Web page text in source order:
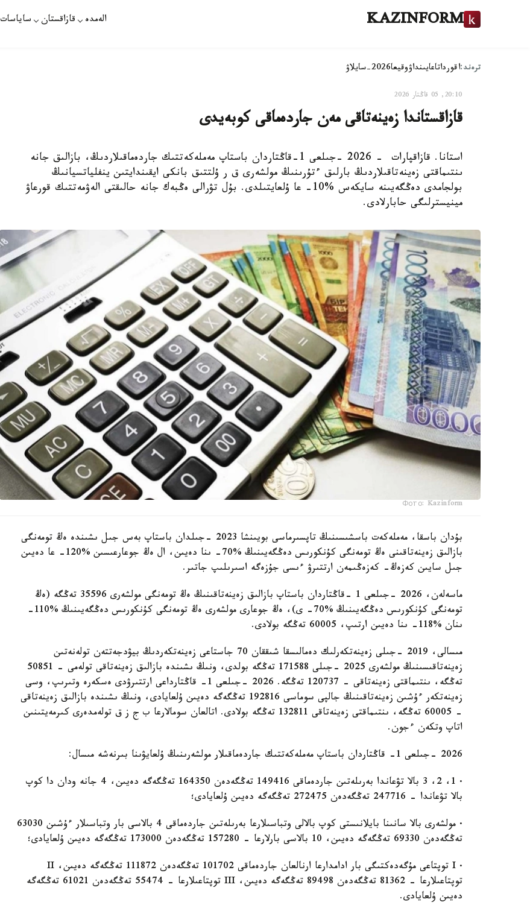
KAZINFORM الەمدە قازاقستان ساياسات
ترەند:اقورداتاعايىنداۋوقيعا2026-سايلاۋ
20:10, 05 قاڭتار 2026
قازاقستاندا زەينەتاقى مەن جاردەماقى كوبەيدى
استانا. قازاقپارات - 2026 -جىلعى 1-قاڭتاردان باستاپ مەملەكەتتىك جاردەماقىلاردىڭ، بازالىق جانە
ىنتىماقتى زەينەتاقىلاردىڭ بارلىق ءتۇرىنىڭ مولشەرى ق ر ۇلتتىق بانكى ايقىندايتىن ينفلياتسيانىڭ
بولجامدى دەڭگەيىنە سايكەس %10- عا ۇلعايتىلدى. بۇل تۋرالى ەڭبەك جانە حالىقتى الەۋمەتتىك قورعاۋ
مينيسترلىگى حابارلادى.
Фото: Kazinform
بۇدان باسقا، مەملەكەت باسشىسىنىڭ تاپسىرماسى بويىنشا 2023 -جىلدان باستاپ بەس جىل ىشىندە ەڭ تومەنگى
بازالىق زەينەتاقىنى ەڭ تومەنگى كۇنكورىس دەڭگەيىنىڭ %70- ىنا دەيىن، ال ەڭ جوعارعىسىن %120- عا دەيىن
جىل سايىن كەزەڭ- كەزەڭىمەن ارتتىرۋ ءىسى جۇزەگە اسىرىلىپ جاتىر.
ماسەلەن، 2026 -جىلعى 1 -قاڭتاردان باستاپ بازالىق زەينەتاقىنىڭ ەڭ تومەنگى مولشەرى 35596 تەڭگە (ەڭ
تومەنگى كۇنكورىس دەڭگەيىنىڭ %70- ى)، ەڭ جوعارى مولشەرى ەڭ تومەنگى كۇنكورىس دەڭگەيىنىڭ %110-
ىنان %118- ىنا دەيىن ارتىپ، 60005 تەڭگە بولادى.
مىسالى، 2019 -جىلى زەينەتكەرلىك دەمالىسقا شىققان 70 جاستاعى زەينەتكەردىڭ بيۋدجەتتەن تولەنەتىن
زەينەتاقىسىنىڭ مولشەرى 2025 -جىلى 171588 تەڭگە بولدى، ونىڭ ىشىندە بازالىق زەينەتاقى تولەمى - 50851
تەڭگە، ىنتىماقتى زەينەتاقى - 120737 تەڭگە. 2026 -جىلعى 1- قاڭتارداعى ارتتىرۋدى ەسكەرە وتىرىپ، وسى
زەينەتكەر ءۇشىن زەينەتاقىنىڭ جالپى سوماسى 192816 تەڭگەگە دەيىن ۇلعايادى، ونىڭ ىشىندە بازالىق زەينەتاقى
- 60005 تەڭگە، ىنتىماقتى زەينەتاقى 132811 تەڭگە بولادى. اتالعان سومالارعا ب ج ز ق تولەمدەرى كىرمەيتىنىن
اتاپ وتكەن ءجون.
2026 -جىلعى 1- قاڭتاردان باستاپ مەملەكەتتىك جاردەماقىلار مولشەرىنىڭ ۇلعايۋىنا بىرنەشە مىسال:
· 1، 2، 3 بالا تۋعاندا بەرىلەتىن جاردەماقى 149416 تەڭگەدەن 164350 تەڭگەگە دەيىن، 4 جانە ودان دا كوپ
بالا تۋعاندا - 247716 تەڭگەدەن 272475 تەڭگەگە دەيىن ۇلعايادى؛
· مولشەرى بالا سانىنا بايلانىستى كوپ بالالى وتباسىلارعا بەرىلەتىن جاردەماقى 4 بالاسى بار وتباسىلار ءۇشىن 63030
تەڭگەدەن 69330 تەڭگەگە دەيىن، 10 بالاسى بارلارعا - 157280 تەڭگەدەن 173000 تەڭگەگە دەيىن ۇلعايادى؛
· I توپتاعى مۇگەدەكتىگى بار ادامدارعا ارنالعان جاردەماقى 101702 تەڭگەدەن 111872 تەڭگەگە دەيىن، II
توپتاعىلارعا - 81362 تەڭگەدەن 89498 تەڭگەگە دەيىن، III توپتاعىلارعا - 55474 تەڭگەدەن 61021 تەڭگەگە
دەيىن ۇلعايادى.